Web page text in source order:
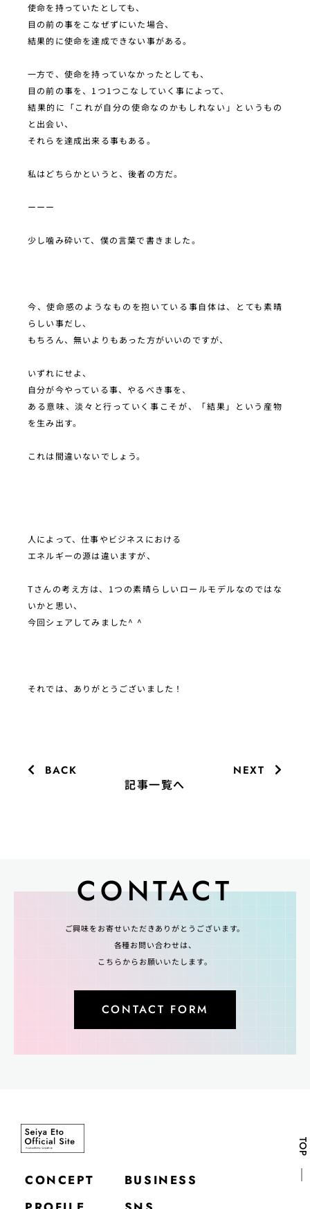
使命を持っていたとしても、
目の前の事をこなぜずにいた場合、
結果的に使命を達成できない事がある。
一方で、使命を持っていなかったとしても、
目の前の事を、1つ1つこなしていく事によって、
結果的に「これが自分の使命なのかもしれない」というもの
と出会い、
それらを達成出来る事もある。
私はどちらかというと、後者の方だ。
ーーー
少し噛み砕いて、僕の言葉で書きました。
今、使命感のようなものを抱いている事自体は、とても素晴
らしい事だし、
もちろん、無いよりもあった方がいいのですが、
いずれにせよ、
自分が今やっている事、やるべき事を、
ある意味、淡々と行っていく事こそが、「結果」という産物
を生み出す。
これは間違いないでしょう。
人によって、仕事やビジネスにおける
エネルギーの源は違いますが、
Tさんの考え方は、1つの素晴らしいロールモデルなのではな
いかと思い、
今回シェアしてみました^ ^
それでは、ありがとうございました！
BACK NEXT
記事一覧へ
CONTACT
ご興味をお寄せいただきありがとうございます。
各種お問い合わせは、
こちらからお願いいたします。
CONTACT FORM
CONCEPT
BUSINESS
TOP